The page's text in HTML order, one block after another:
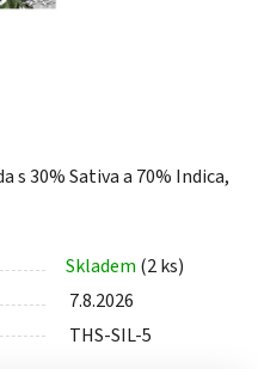
s 30% Sativa a 70% Indica,
Skladem (2 ks)
7.8.2026
THS-SIL-5